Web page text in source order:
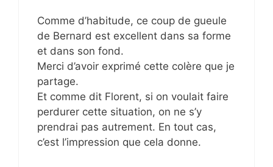
Comme d’habitude, ce coup de gueule
de Bernard est excellent dans sa forme
et dans son fond.
Merci d’avoir exprimé cette colère que je
partage.
Et comme dit Florent, si on voulait faire
perdurer cette situation, on ne s’y
prendrai pas autrement. En tout cas,
c’est l’impression que cela donne.